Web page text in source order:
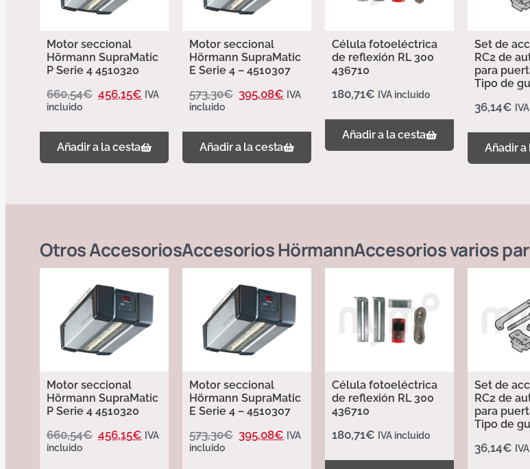
Motor seccional
Hörmann SupraMatic
P Serie 4 4510320
660,54€ 456,15€ IVA
incluido
Añadir a la cesta
Motor seccional
Hörmann SupraMatic
E Serie 4 – 4510307
573,30€ 395,08€ IVA
incluido
Añadir a la cesta
Célula fotoeléctrica
de reflexión RL 300
436710
180,71€ IVA incluido
Añadir a la cesta
Set de
RC2 de
para
Tipo de
36,14€
Añadir a
OtrosAccesoriosAccesorios HörmannAccesorios varios
Motor seccional
Hörmann SupraMatic
P Serie 4 4510320
660,54€ 456,15€ IVA
incluido
Motor seccional
Hörmann SupraMatic
E Serie 4 – 4510307
573,30€ 395,08€ IVA
incluido
Célula fotoeléctrica
de reflexión RL 300
436710
180,71€ IVA incluido
Set de
RC2 de
para
Tipo de
36,14€